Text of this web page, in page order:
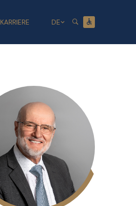
KARRIERE DE